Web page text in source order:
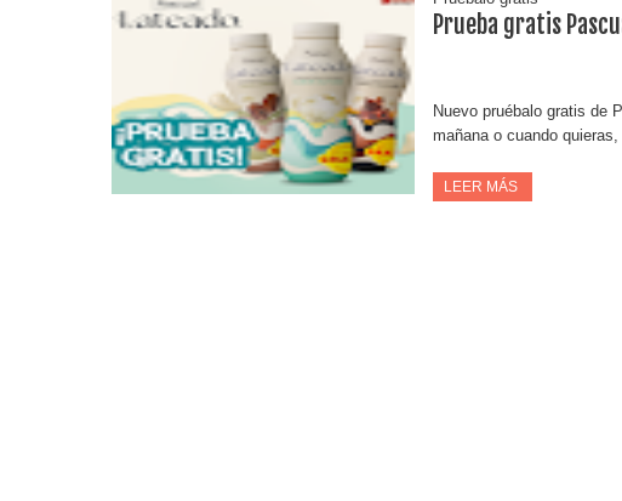
Prueba gratis
Nuevo pruébalo gratis de
mañana o cuando
LEER MÁS